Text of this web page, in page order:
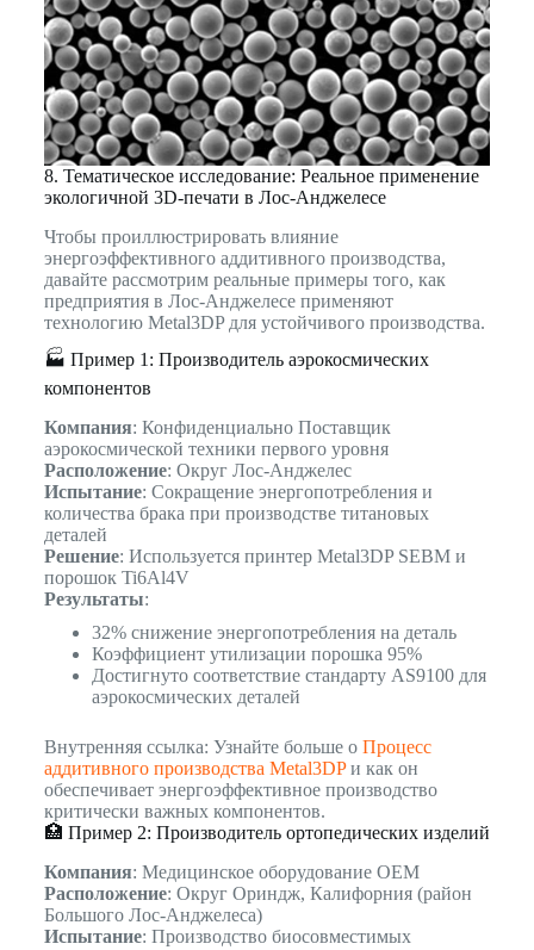
8. Тематическое исследование: Реальное применение
экологичной 3D-печати в Лос-Анджелесе
Чтобы проиллюстрировать влияние
энергоэффективного аддитивного производства,
давайте рассмотрим реальные примеры того, как
предприятия в Лос-Анджелесе применяют
технологию Metal3DP для устойчивого производства.
🏭 Пример 1: Производитель аэрокосмических
компонентов
Компания: Конфиденциально Поставщик
аэрокосмической техники первого уровня
Расположение: Округ Лос-Анджелес
Испытание: Сокращение энергопотребления и
количества брака при производстве титановых
деталей
Решение: Используется принтер Metal3DP SEBM и
порошок Ti6Al4V
Результаты:
32% снижение энергопотребления на деталь
Коэффициент утилизации порошка 95%
Достигнуто соответствие стандарту AS9100 для
аэрокосмических деталей
Внутренняя ссылка: Узнайте больше о Процесс
аддитивного производства Metal3DPи как он
обеспечивает энергоэффективное производство
критически важных компонентов.
🏥 Пример 2: Производитель ортопедических изделий
Компания: Медицинское оборудование OEM
Расположение: Округ Ориндж, Калифорния (район
Большого Лос-Анджелеса)
Испытание: Производство биосовместимых